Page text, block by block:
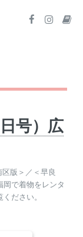
号）広
版＞／＜早良
で着物をレンタ
ださい。